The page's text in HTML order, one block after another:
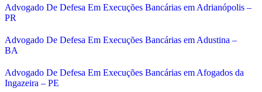
Advogado De Defesa Em Execuções Bancárias em Adrianópolis –
PR
Advogado De Defesa Em Execuções Bancárias em Adustina –
BA
Advogado De Defesa Em Execuções Bancárias em Afogados da
Ingazeira – PE